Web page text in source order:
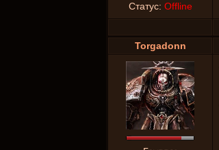
Статус: Offline
Torgadonn